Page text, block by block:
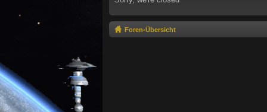
Foren-Übersicht